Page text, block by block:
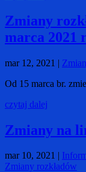
Zmiany
marca 2021
mar 12, 2021 |
Od 15 marca br.
czytaj dalej
Zmiany na
mar 10, 2021 |
Zmiany rozkładów